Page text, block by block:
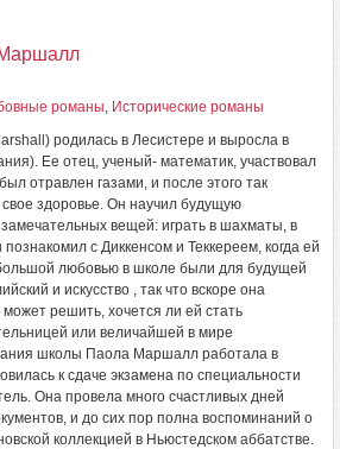
романы, Исторические романы
родилась в Лесистере и выросла в
Ее отец, ученый- математик, участвовал
отравлен газами, и после этого так
свое здоровье. Он научил будущую
вещей: играть в шахматы, в
с Диккенсом и Теккереем, когда ей
любовью в школе были для будущей
и искусство , так что вскоре она
решить, хочется ли ей стать
или величайшей в мире
школы Паола Маршалл работала в
к сдаче экзамена по специальности
Она провела много счастливых дней
и до сих пор полна воспоминаний о
коллекцией в Ньюстедском аббатстве.